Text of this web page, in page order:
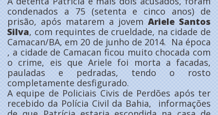
condenados a 75 (setenta e cinco anos) de
prisão, após matarem a jovem Ariele Santos
Silva, com requintes de crueldade, na cidade de
Camacan/BA, em 20 de junho de 2014. Na época
, a cidade de Camacan ficou muito chocada com
o crime, eis que Ariele foi morta a facadas,
pauladas e pedradas, tendo o rosto
completamente desfigurado.
A equipe de Policiais Civis de Perdões após ter
recebido da Polícia Civil da Bahia, informações